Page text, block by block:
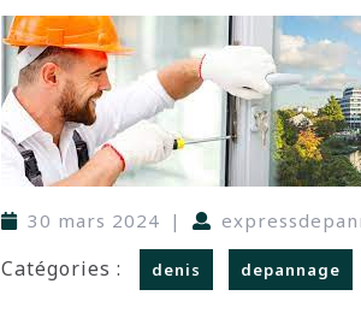
30 mars 2024 |
Catégories : denis depannage